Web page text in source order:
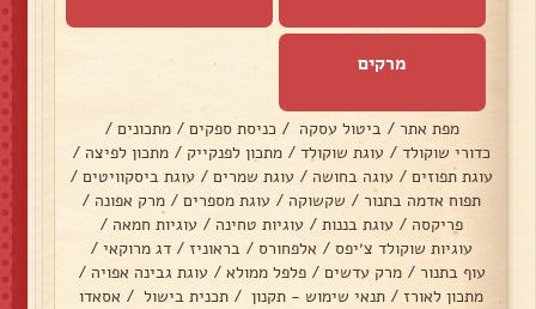
מרקים
מפת אתר / ביטול עסקה / כניסת ספקים / מתכונים /
כדורי שוקולד / עוגת שוקולד / מתכון לפנקייק / מתכון לפיצה /
עוגת תפוזים / עוגה בחושה / עוגת שמרים / עוגת ביסקוויטים /
תפוח אדמה בתנור / שקשוקה / עוגת מספרים / מרק אפונה /
פריקסה / עוגת בננות / עוגיות טחינה / עוגיות חמאה /
עוגיות שוקולד צ׳יפס / אלפחורס / בראוניז / דג מרוקאי /
עוף בתנור / מרק עדשים / פלפל ממולא / עוגת גבינה אפויה /
מתכון לאורז / תנאי שימוש - תקנון / תכנית בישול / אסאדו